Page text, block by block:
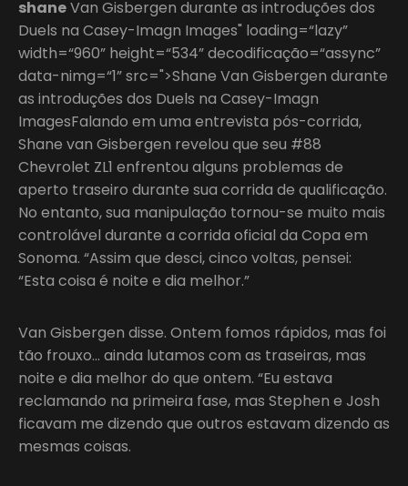
shaneVan Gisbergen durante as introduções dos
Duels na Casey-Imagn Images" loading=“lazy”
width=“960” height=“534” decodificação=“assync”
data-nimg=“1” src=">Shane Van Gisbergen durante
as introduções dos Duels na Casey-Imagn
ImagesFalando em uma entrevista pós-corrida,
Shane van Gisbergen revelou que seu #88
Chevrolet ZL1 enfrentou alguns problemas de
aperto traseiro durante sua corrida de qualificação.
No entanto, sua manipulação tornou-se muito mais
controlável durante a corrida oficial da Copa em
Sonoma. “Assim que desci, cinco voltas, pensei:
“Esta coisa é noite e dia melhor.”
Van Gisbergen disse. Ontem fomos rápidos, mas foi
tão frouxo… ainda lutamos com as traseiras, mas
noite e dia melhor do que ontem. “Eu estava
reclamando na primeira fase, mas Stephen e Josh
ficavam me dizendo que outros estavam dizendo as
mesmas coisas.